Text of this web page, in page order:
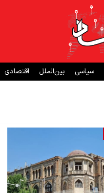
سیاسی بین‌الملل اقتصادی